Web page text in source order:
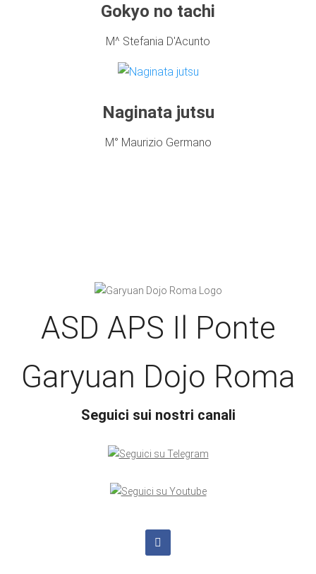
Gokyo no tachi
M^ Stefania D'Acunto
Naginata jutsu
M° Maurizio Germano
ASD APS Il Ponte
Garyuan Dojo Roma
Seguici sui nostri canali